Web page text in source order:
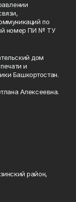
по
номер ПИ № ТУ
дом
и
Башкортостан.
Алексеевна.
район,